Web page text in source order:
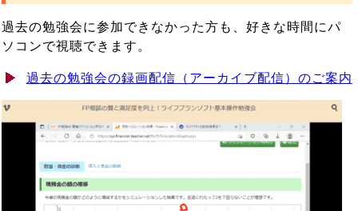
過去の勉強会に参加できなかった方も、好きな時間にパ
ソコンで視聴できます。
過去の勉強会の録画配信（アーカイブ配信）のご案内